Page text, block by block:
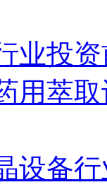
业投
用萃
设备